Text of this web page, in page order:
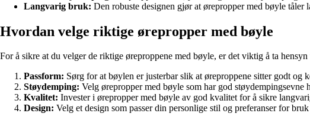
Langvarig bruk: Den robuste designen gjør at ørepropper med bøyle
Hvordan velge riktige ørepropper med bøyle
For å sikre at du velger de riktige øreproppene med bøyle, er det viktig å ta
Passform: Sørg for at bøylen er justerbar slik at øreproppene sitter godt og
Støydemping: Velg ørepropper med bøyle som har god
Kvalitet: Invester i ørepropper med bøyle av god kvalitet for å sikre
Design: Velg et design som passer din personlige stil og preferanser for